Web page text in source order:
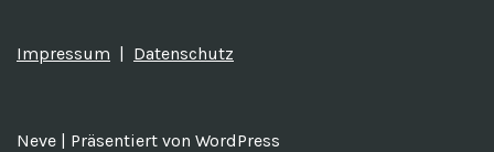
Impressum | Datenschutz
Neve | Präsentiert von WordPress